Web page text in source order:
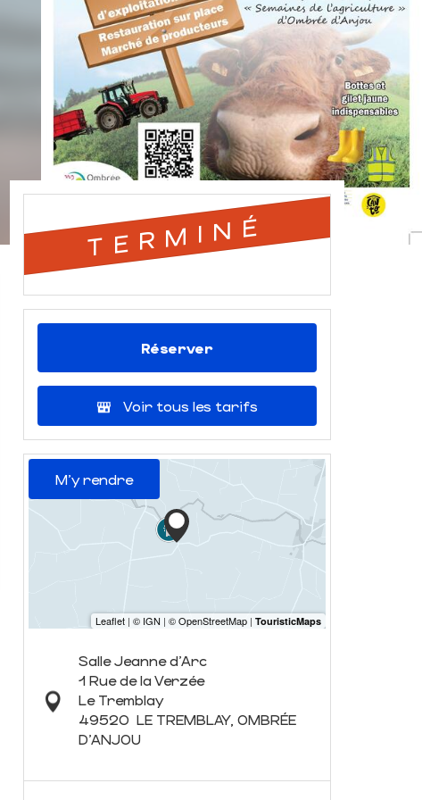
TERMINÉ
Réserver
Voir tous les tarifs
M'y rendre
Salle Jeanne d'Arc
1 Rue de la Verzée
Le Tremblay
49520 LE TREMBLAY, OMBRÉE
D'ANJOU